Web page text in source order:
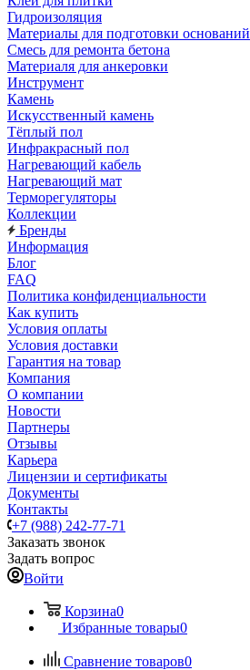
Гидроизоляция
Материалы для подготовки оснований
Смесь для ремонта бетона
Материаля для анкеровки
Инструмент
Камень
Искусственный камень
Тёплый пол
Инфракрасный пол
Нагревающий кабель
Нагревающий мат
Терморегуляторы
Коллекции
Бренды
Информация
Блог
FAQ
Политика конфиденциальности
Как купить
Условия оплаты
Условия доставки
Гарантия на товар
Компания
О компании
Новости
Партнеры
Отзывы
Карьера
Лицензии и сертификаты
Документы
Контакты
+7 (988) 242-77-71
Заказать звонок
Задать вопрос
Войти
Корзина0
Избранные товары0
Сравнение товаров0